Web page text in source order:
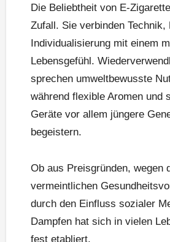
Die Beliebtheit von E-
Zufall. Sie verbinden Technik,
Individualisierung mit einem
Lebensgefühl.
sprechen umweltbewusste
während flexible Aromen und
Geräte vor allem jüngere
begeistern.
Ob aus Preisgründen, wegen
vermeintlichen
durch den Einfluss sozialer
Dampfen hat sich in vielen
fest etabliert.